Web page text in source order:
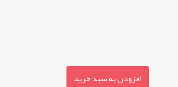
افزودن به سبد خرید